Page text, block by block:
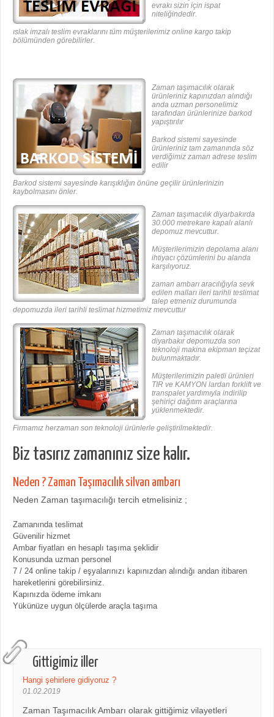
Gittigimiz iller
Hangi şehirlere gidiyoruz ?
01.02.2019
Zaman Taşımacılık Ambarı olarak gittiğimiz vilayetleri
evrakı sizin için ispat
niteliğindedir.
ıslak imzalı teslim evraklarını tüm müşterilerimiz online kargo takip
bölümünden görebilirler.
Zaman taşımacılık olarak
ürünleriniz kapınızdan alındığı
anda uzman personelimiz
tarafından ürünlerinize barkod
yapıştırılır
Barkod sistemi sayesinde
ürünleriniz tam zamanında söz
verdiğimiz zaman adrese teslim
edilir
Barkod sistemi sayesinde karışıklığın önüne geçilir ürünlerinizin
kaybolmasını önler.
Zaman taşımacılık diyarbakırda
30.000 metrekare kapalı alanlı
depomuz mevcuttur.
Müşterilerimizin depolama alanı
ihtiyacı çözümlerini bu alanda
karşılıyoruz.
zaman ambarı aracılığıyla sevk
edilen malları ileri tarihli teslimat
talep etmeniz durumunda
depomuzda ileri tarihli teslimat hizmetimiz mevcuttur
Zaman taşımacılık olarak
diyarbakır depomuzda son
teknoloji makina ekipman teçizat
bulunmaktadır.
Müşterilerimizin paletli ürünleri
TIR ve KAMYON lardan forklift ve
transpalet yardımıyla indirilip
şehiriçi dağıtım araçlarına
yüklenmektedir.
Firmamız herzaman son teknoloji ürünlerle geliştirilmektedir.
Biz tasırız zamanınız size kalır.
Neden ? Zaman Taşımacılık silvan ambarı
Neden Zaman taşımacılığı tercih etmelisiniz ;
Zamanında teslimat
Güvenilir hizmet
Ambar fiyatları en hesaplı taşıma şeklidir
Konusunda uzman personel
7 / 24 online takip / eşyalarınızı kapınızdan alındığı andan itibaren
hareketlerini görebilirsiniz.
Kapınızda ödeme imkanı
Yükünüze uygun ölçülerde araçla taşıma